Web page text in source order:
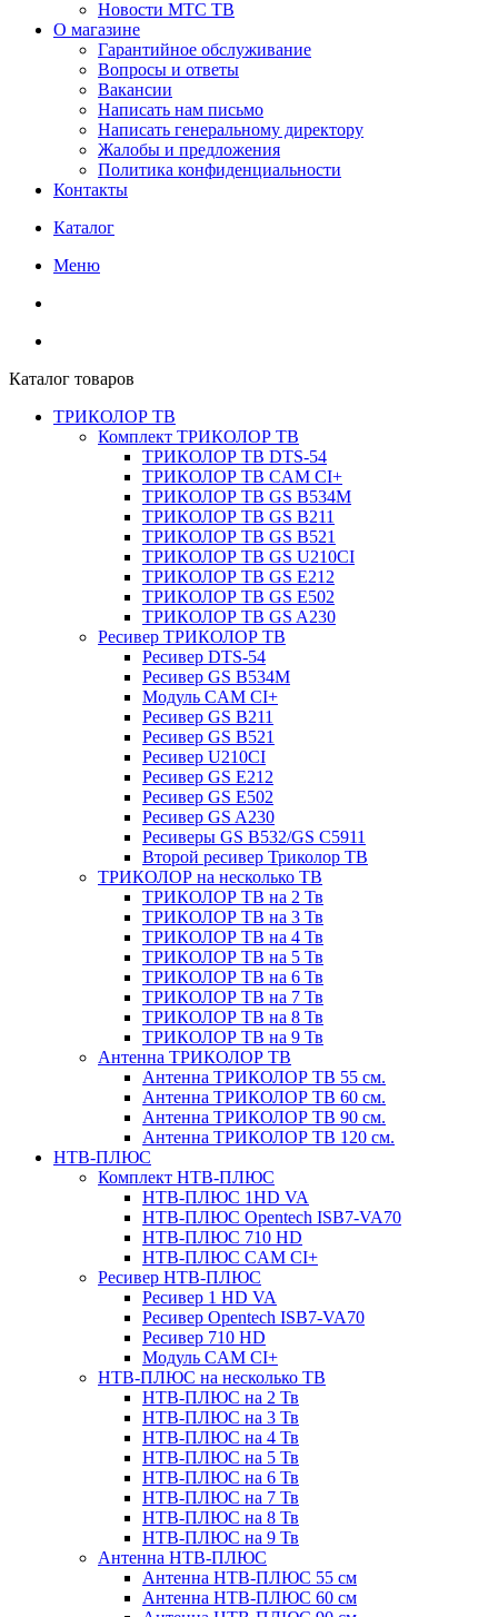
Новости МТС ТВ
О магазине
Гарантийное обслуживание
Вопросы и ответы
Вакансии
Написать нам письмо
Написать генеральному директору
Жалобы и предложения
Политика конфиденциальности
Контакты
Каталог
Меню
Каталог товаров
ТРИКОЛОР ТВ
Комплект ТРИКОЛОР ТВ
ТРИКОЛОР ТВ DTS-54
ТРИКОЛОР ТВ CAM CI+
ТРИКОЛОР ТВ GS B534M
ТРИКОЛОР ТВ GS B211
ТРИКОЛОР ТВ GS B521
ТРИКОЛОР ТВ GS U210CI
ТРИКОЛОР ТВ GS E212
ТРИКОЛОР ТВ GS E502
ТРИКОЛОР ТВ GS A230
Ресивер ТРИКОЛОР ТВ
Ресивер DTS-54
Ресивер GS B534M
Модуль CAM CI+
Ресивер GS B211
Ресивер GS B521
Ресивер U210CI
Ресивер GS E212
Ресивер GS E502
Ресивер GS A230
Ресиверы GS B532/GS C5911
Второй ресивер Триколор ТВ
ТРИКОЛОР на несколько ТВ
ТРИКОЛОР ТВ на 2 Тв
ТРИКОЛОР ТВ на 3 Тв
ТРИКОЛОР ТВ на 4 Тв
ТРИКОЛОР ТВ на 5 Тв
ТРИКОЛОР ТВ на 6 Тв
ТРИКОЛОР ТВ на 7 Тв
ТРИКОЛОР ТВ на 8 Тв
ТРИКОЛОР ТВ на 9 Тв
Антенна ТРИКОЛОР ТВ
Антенна ТРИКОЛОР ТВ 55 см.
Антенна ТРИКОЛОР ТВ 60 см.
Антенна ТРИКОЛОР ТВ 90 см.
Антенна ТРИКОЛОР ТВ 120 см.
НТВ-ПЛЮС
Комплект НТВ-ПЛЮС
НТВ-ПЛЮС 1HD VA
НТВ-ПЛЮС Opentech ISB7-VA70
НТВ-ПЛЮС 710 HD
НТВ-ПЛЮС CAM CI+
Ресивер НТВ-ПЛЮС
Ресивер 1 HD VA
Ресивер Opentech ISB7-VA70
Ресивер 710 HD
Модуль CAM CI+
НТВ-ПЛЮС на несколько ТВ
НТВ-ПЛЮС на 2 Тв
НТВ-ПЛЮС на 3 Тв
НТВ-ПЛЮС на 4 Тв
НТВ-ПЛЮС на 5 Тв
НТВ-ПЛЮС на 6 Тв
НТВ-ПЛЮС на 7 Тв
НТВ-ПЛЮС на 8 Тв
НТВ-ПЛЮС на 9 Тв
Антенна НТВ-ПЛЮС
Антенна НТВ-ПЛЮС 55 см
Антенна НТВ-ПЛЮС 60 см